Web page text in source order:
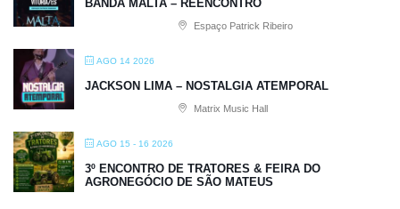
BANDA MALTA – REENCONTRO
Espaço Patrick Ribeiro
AGO 14 2026
JACKSON LIMA – NOSTALGIA ATEMPORAL
Matrix Music Hall
AGO 15 - 16 2026
3º ENCONTRO DE TRATORES & FEIRA DO
AGRONEGÓCIO DE SÃO MATEUS